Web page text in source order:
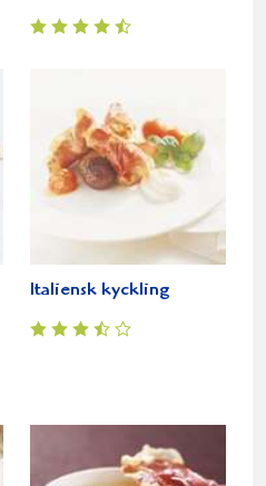
Italiensk kyckling